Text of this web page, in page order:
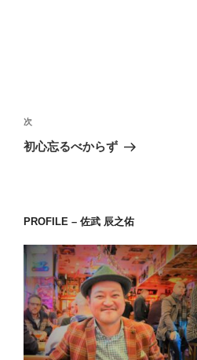
稿
ナ
シ
ョ
ン
次
の
次
初心忘るべからず
PROFILE – 佐武 辰之佑